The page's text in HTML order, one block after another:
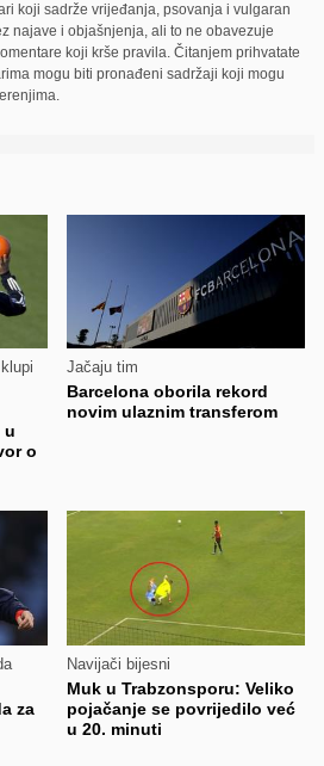
koji sadrže vrijeđanja, psovanja i vulgaran
najave i objašnjenja, ali to ne obavezuje
koji krše pravila. Čitanjem prihvatate
mogu biti pronađeni sadržaji koji mogu
u
o
Jačaju tim
Barcelona oborila rekord
novim ulaznim transferom
za
Navijači bijesni
Muk u Trabzonsporu: Veliko
pojačanje se povrijedilo već
u 20. minuti